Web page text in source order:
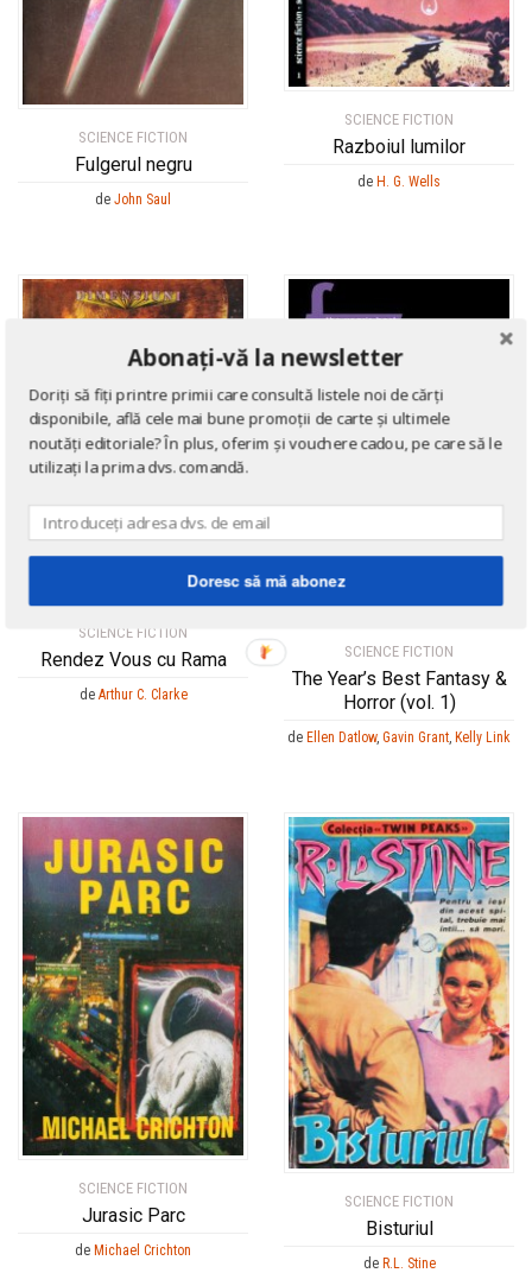
SCIENCE FICTION
Fulgerul negru
de John Saul
SCIENCE FICTION
Razboiul lumilor
de H. G. Wells
SCIENCE FICTION
Rendez Vous cu Rama
de Arthur C. Clarke
SCIENCE FICTION
The Year’s Best Fantasy &
Horror (vol. 1)
de Ellen Datlow, Gavin Grant, Kelly Link
SCIENCE FICTION
Jurasic Parc
de Michael Crichton
SCIENCE FICTION
Bisturiul
de R.L. Stine
Abonați-vă la newsletter
Doriți să fiți printre primii care consultă listele noi de cărți
disponibile, află cele mai bune promoții de carte și ultimele
noutăți editoriale? În plus, oferim și vouchere cadou, pe care să le
utilizați la prima dvs. comandă.
Doresc să mă abonez